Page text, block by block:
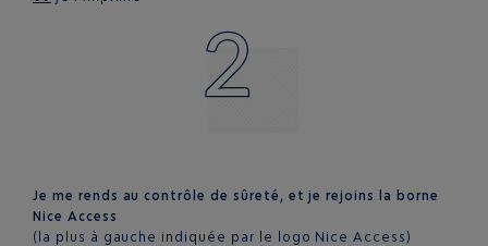
Je me rends au contrôle de sûreté, et je rejoins la borne
Nice Access
(la plus à gauche indiquée par le logo Nice Access)